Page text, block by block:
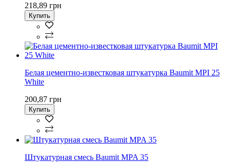
218,89 грн
Купить
Белая цементно-известковая штукатурка Baumit MPI 25
White
200,87 грн
Купить
Штукатурная смесь Baumit MPA 35